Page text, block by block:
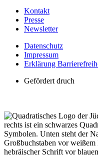
Kontakt
Presse
Newsletter
Datenschutz
Impressum
Erklärung
Gefördert druch